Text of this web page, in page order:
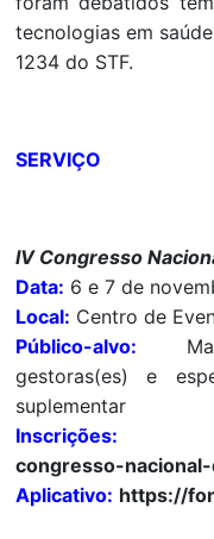
tecnologias em
1234 do STF.
SERVIÇO
IV Congresso
Data: 6 e 7 de
Local: Centro de
Público-alvo:
gestoras(es) e
suplementar
Inscrições:
congresso-
Aplicativo: https://